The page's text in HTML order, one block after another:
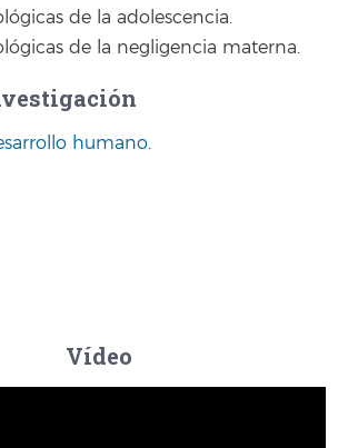
de la adolescencia.
de la negligencia materna.
humano.
Vídeo